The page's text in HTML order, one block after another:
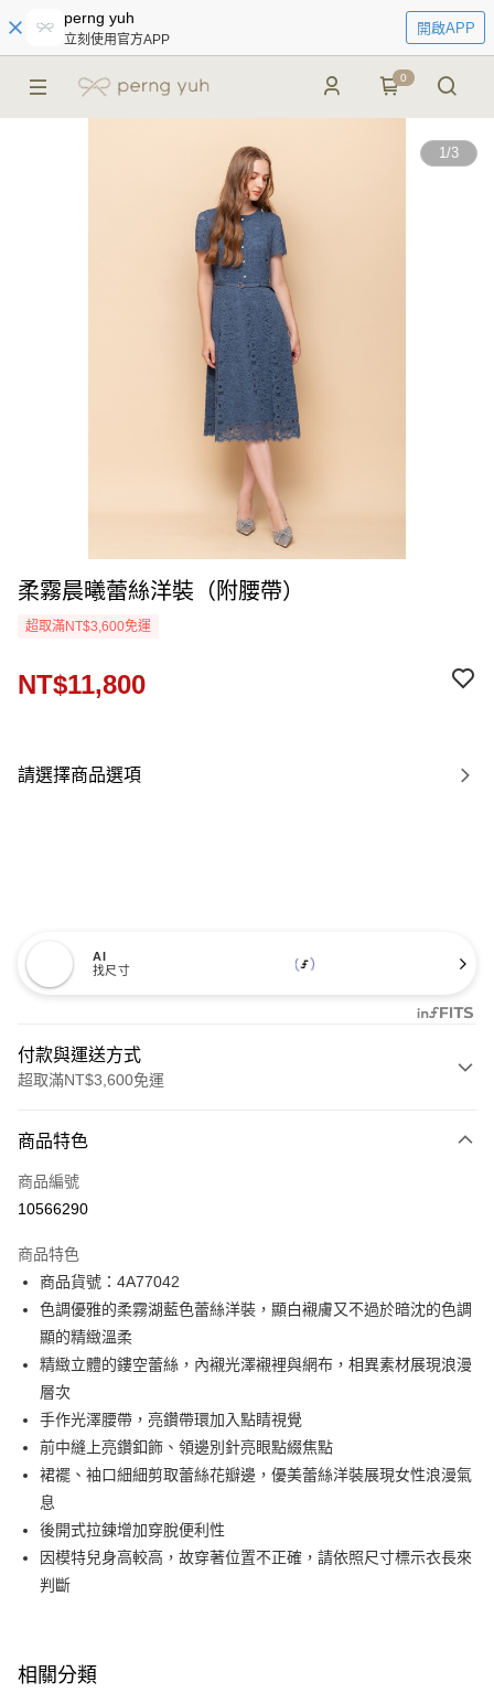
perng yuh
立刻使用官方APP
開啟APP
0
1/3
柔霧晨曦蕾絲洋裝（附腰帶）
超取滿NT$3,600免運
NT$11,800
請選擇商品選項
AI
找尺寸
付款與運送方式
超取滿NT$3,600免運
信用卡一次付款
信用卡分期付款
合作金庫商業銀行
華南商業銀行
上海商業儲蓄銀行
台北富邦商業銀行
國泰世華商業銀行
臺灣中小企業銀行
台中商業銀行
匯豐（台灣）商業銀行
聯邦商業銀行
元大商業銀行
永豐商業銀行
玉山商業銀行
星展（台灣）商業銀行
台新國際商業銀行
中國信託商業銀行
台灣樂天信用卡公司
超商取貨付款
LINE Pay
Apple Pay
街口支付
【關於「AFTEE先享後付」】
AFTEE先享後付是「在收到商品之後才付款」的支付方式。 讓您購物簡單
便利好安心！
１．簡單：不需註冊會員、不需綁卡、不需儲值。
２．便利：只要手機號碼，簡訊認證，即可結帳。
３．安心：先確認商品／服務後，再付款。
結帳頁面，進行簡訊認證並確認金額後，即可完成結帳。
２．訂單成立數日內，您將收到繳費通知簡訊。
ATM付款
運送方式
全家取貨付款
付款後全家FamilyMart取貨
商品特色
商品編號
10566290
商品特色
商品貨號：4A77042
色調優雅的柔霧湖藍色蕾絲洋裝，顯白襯膚又不過於暗沈的色調
顯的精緻溫柔
精緻立體的鏤空蕾絲，內襯光澤襯裡與網布，相異素材展現浪漫
層次
手作光澤腰帶，亮鑽帶環加入點睛視覺
前中縫上亮鑽釦飾、領邊別針亮眼點綴焦點
裙襬、袖口細細剪取蕾絲花瓣邊，優美蕾絲洋裝展現女性浪漫氣
息
後開式拉鍊增加穿脫便利性
因模特兒身高較高，故穿著位置不正確，請依照尺寸標示衣長來
判斷
相關分類